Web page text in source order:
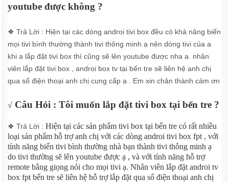
youtube được không ?
❖ Trả Lời : Hiện tại các dòng androi tivi box đều có khả năng biến
mọi tivi bình thường thành tivi thông minh ạ nên dòng tivi của a
khi a lắp đặt tivi box thì cũng sẽ lên youtube được nha a. nhân
viên lắp đặt tivi box , androi box tv tại bến tre sẽ liên hệ anh chị
qua số điện thoại anh chị cung cấp ạ . Em xin chân thành cám ơn
√ Câu Hỏi : Tôi muốn lắp đặt tivi box tại bến tre ?
❖ Trả Lời : Hiện tại các sản phẩm tivi box tại bến tre có rất nhiều
loại sản phẩm hỗ trợ anh chị với các dòng androi tivi box fpt , với
tính năng biến tivi bình thường nhà bạn thành tivi thông minh ạ
do tivi thường sẽ lên youtube được ạ , và với tính năng hỗ trợ
remote bằng giọng nói cho mọi tivi ạ. Nhân viên lắp đặt androi tv
box fpt bến tre sẽ liên hệ hỗ trợ lắp đặt qua số điện thoại anh chị